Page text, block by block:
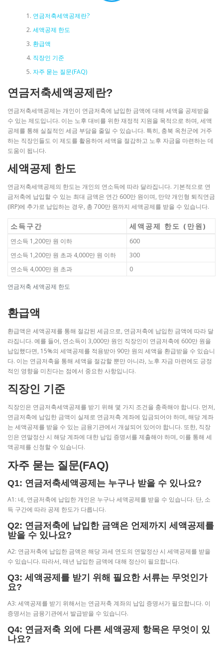
연금저축세액공제란?
세액공제 한도
환급액
직장인 기준
자주 묻는 질문(FAQ)
연금저축세액공제란?
연금저축세액공제는 개인이 연금저축에 납입한 금액에 대해 세액을 공제받을
수 있는 제도입니다. 이는 노후 대비를 위한 재정적 지원을 목적으로 하며, 세액
공제를 통해 실질적인 세금 부담을 줄일 수 있습니다. 특히, 충북 옥천군에 거주
하는 직장인들도 이 제도를 활용하여 세액을 절감하고 노후 자금을 마련하는 데
도움이 됩니다.
세액공제 한도
연금저축세액공제의 한도는 개인의 연소득에 따라 달라집니다. 기본적으로 연
금저축에 납입할 수 있는 최대 금액은 연간 600만 원이며, 만약 개인형 퇴직연금
(IRP)에 추가로 납입하는 경우, 총 700만 원까지 세액공제를 받을 수 있습니다.
연금저축 세액공제 한도
소득구간 세액공제 한도 (만원)
연소득 1,200만 원 이하
600
연소득 1,200만 원 초과 4,000만 원 이하
300
연소득 4,000만 원 초과
0
환급액
환급액은 세액공제를 통해 절감된 세금으로, 연금저축에 납입한 금액에 따라 달
라집니다. 예를 들어, 연소득이 3,000만 원인 직장인이 연금저축에 600만 원을
납입했다면, 15%의 세액공제를 적용받아 90만 원의 세액을 환급받을 수 있습니
다. 이는 연금저축을 통해 세액을 절감할 뿐만 아니라, 노후 자금 마련에도 긍정
적인 영향을 미친다는 점에서 중요한 사항입니다.
직장인 기준
직장인은 연금저축세액공제를 받기 위해 몇 가지 조건을 충족해야 합니다. 먼저,
연금저축에 납입한 금액이 실제로 연금저축 계좌에 입금되어야 하며, 해당 계좌
는 세액공제를 받을 수 있는 금융기관에서 개설되어 있어야 합니다. 또한, 직장
인은 연말정산 시 해당 계좌에 대한 납입 증명서를 제출해야 하며, 이를 통해 세
액공제를 신청할 수 있습니다.
자주 묻는 질문(FAQ)
Q1: 연금저축세액공제는 누구나 받을 수 있나요?
A1: 네, 연금저축에 납입한 개인은 누구나 세액공제를 받을 수 있습니다. 단, 소
득 구간에 따라 공제 한도가 다릅니다.
Q2: 연금저축에 납입한 금액은 언제까지 세액공제를
받을 수 있나요?
A2: 연금저축에 납입한 금액은 해당 과세 연도의 연말정산 시 세액공제를 받을
수 있습니다. 따라서, 매년 납입한 금액에 대해 정산이 필요합니다.
Q3: 세액공제를 받기 위해 필요한 서류는 무엇인가
요?
A3: 세액공제를 받기 위해서는 연금저축 계좌의 납입 증명서가 필요합니다. 이
증명서는 금융기관에서 발급받을 수 있습니다.
Q4: 연금저축 외에 다른 세액공제 항목은 무엇이 있
나요?